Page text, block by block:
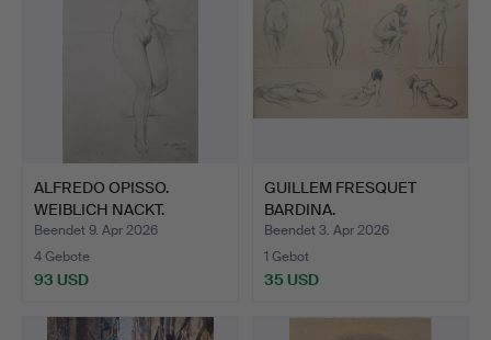
ALFREDO OPISSO.
WEIBLICH NACKT.
BLEISTIFT …
Beendet 9. Apr 2026
4 Gebote
93 USD
GUILLEM FRESQUET
BARDINA.
STUDIENNOTIZEN F…
Beendet 3. Apr 2026
1 Gebot
35 USD